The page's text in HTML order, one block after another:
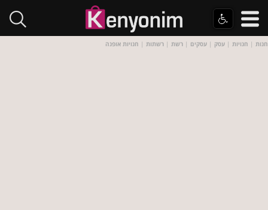
חנות | חנויות | עסק | עסקים | רשת | רשתות | חנויות אופנה